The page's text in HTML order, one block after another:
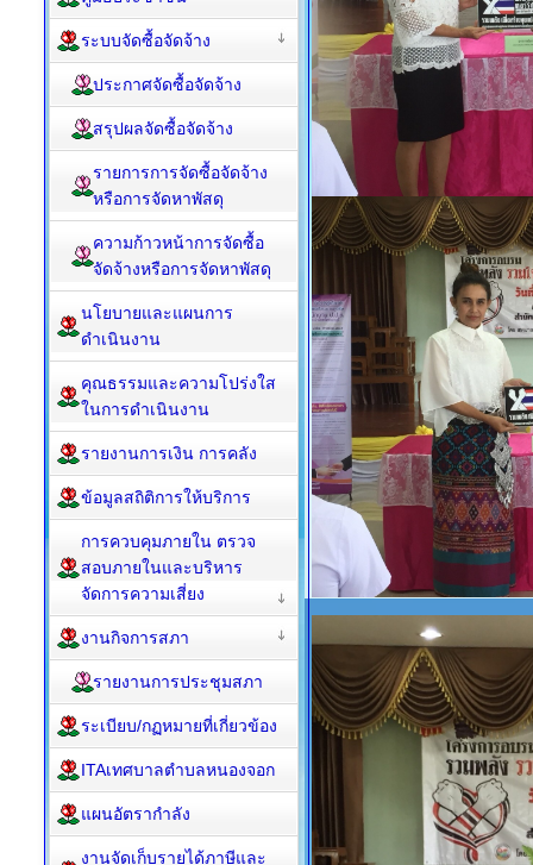
ระบบจัดซื้อจัดจ้าง
ประกาศจัดซื้อจัดจ้าง
สรุปผลจัดซื้อจัดจ้าง
รายการการจัดซื้อจัดจ้าง
หรือการจัดหาพัสดุ
ความก้าวหน้าการจัดซื้อ
จัดจ้างหรือการจัดหาพัสดุ
นโยบายและแผนการ
ดำเนินงาน
คุณธรรมและความโปร่งใส
ในการดำเนินงาน
รายงานการเงิน การคลัง
ข้อมูลสถิติการให้บริการ
การควบคุมภายใน ตรวจ
สอบภายในและบริหาร
จัดการความเสี่ยง
งานกิจการสภา
รายงานการประชุมสภา
ระเบียบ/กฏหมายที่เกี่ยวข้อง
ITAเทศบาลตำบลหนองจอก
แผนอัตรากำลัง
งานจัดเก็บรายได้ภาษีและ